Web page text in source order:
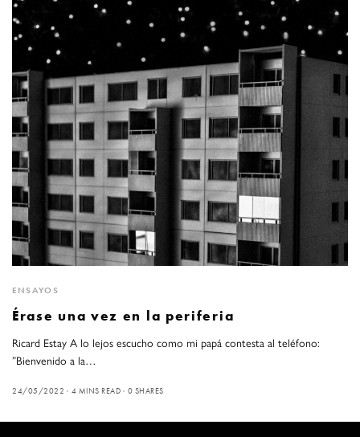
ENSAYOS
Érase una vez en la periferia
Ricard Estay A lo lejos escucho como mi papá contesta al teléfono:
”Bienvenido a la…
24/05/2022 4 MINS READ 0 SHARES